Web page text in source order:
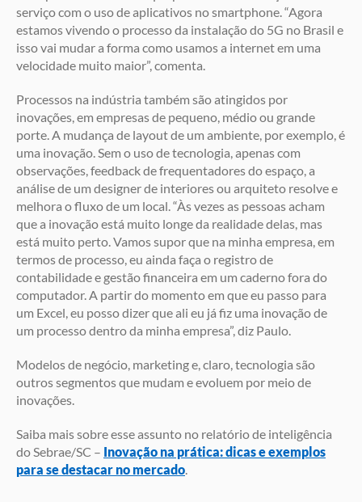
serviço com o uso de aplicativos no smartphone. “Agora
estamos vivendo o processo da instalação do 5G no Brasil e
isso vai mudar a forma como usamos a internet em uma
velocidade muito maior”, comenta.
Processos na indústria também são atingidos por
inovações, em empresas de pequeno, médio ou grande
porte. A mudança de layout de um ambiente, por exemplo, é
uma inovação. Sem o uso de tecnologia, apenas com
observações, feedback de frequentadores do espaço, a
análise de um designer de interiores ou arquiteto resolve e
melhora o fluxo de um local. “Às vezes as pessoas acham
que a inovação está muito longe da realidade delas, mas
está muito perto. Vamos supor que na minha empresa, em
termos de processo, eu ainda faça o registro de
contabilidade e gestão financeira em um caderno fora do
computador. A partir do momento em que eu passo para
um Excel, eu posso dizer que ali eu já fiz uma inovação de
um processo dentro da minha empresa”, diz Paulo.
Modelos de negócio, marketing e, claro, tecnologia são
outros segmentos que mudam e evoluem por meio de
inovações.
Saiba mais sobre esse assunto no relatório de inteligência
do Sebrae/SC – Inovação na prática: dicas e exemplos
para se destacar no mercado.